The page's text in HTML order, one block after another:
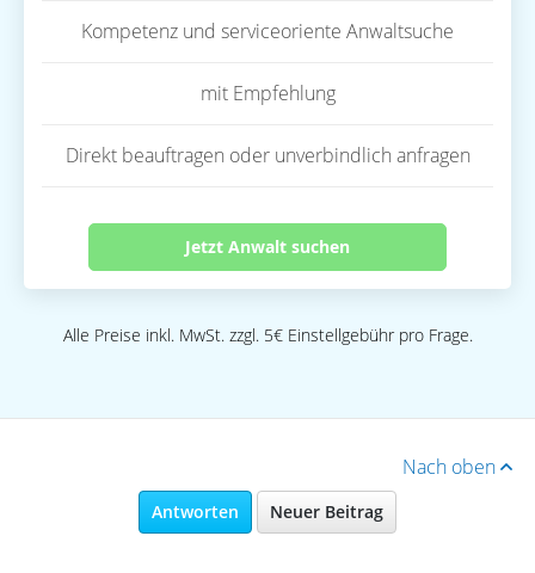
Kompetenz und serviceoriente Anwaltsuche
mit Empfehlung
Direkt beauftragen oder unverbindlich anfragen
Jetzt Anwalt suchen
Alle Preise inkl. MwSt. zzgl. 5€ Einstellgebühr pro Frage.
Nach oben
Antworten Neuer Beitrag